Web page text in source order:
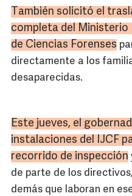
También solicitó el
completa del Ministerio
de Ciencias Forenses
directamente a los
desaparecidas.
Este jueves, el
instalaciones del IJCF
recorrido de inspección
de parte de los
demás que laboran en